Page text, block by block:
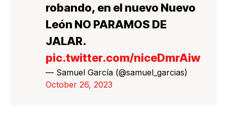
robando, en el nuevo Nuevo
León NO PARAMOS DE
JALAR.
pic.twitter.com/niceDmrAiw
— Samuel García (@samuel_garcias)
October 26, 2023